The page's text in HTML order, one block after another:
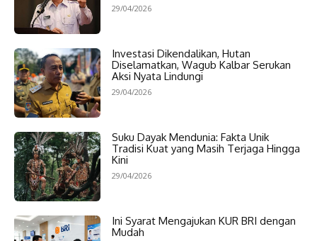
29/04/2026
Investasi Dikendalikan, Hutan
Diselamatkan, Wagub Kalbar Serukan
Aksi Nyata Lindungi
29/04/2026
Suku Dayak Mendunia: Fakta Unik
Tradisi Kuat yang Masih Terjaga Hingga
Kini
29/04/2026
Ini Syarat Mengajukan KUR BRI dengan
Mudah